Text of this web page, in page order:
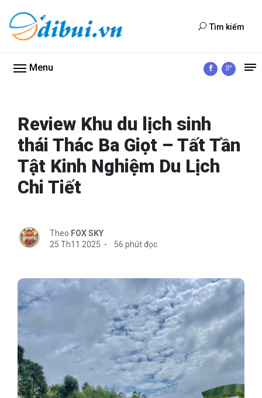
Tìm kiếm
Menu
Review Khu du lịch sinh
thái Thác Ba Giọt – Tất Tần
Tật Kinh Nghiệm Du Lịch
Chi Tiết
Theo FOX SKY
25 Th11 2025
56 phút đọc